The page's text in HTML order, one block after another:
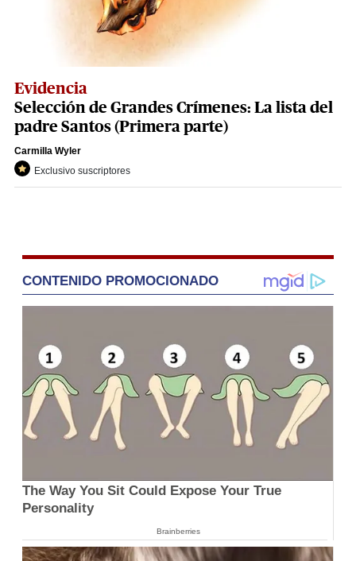
Evidencia
Selección de Grandes Crímenes: La lista del
padre Santos (Primera parte)
Carmilla Wyler
Exclusivo suscriptores
CONTENIDO PROMOCIONADO
The Way You Sit Could Expose Your True
Personality
Brainberries